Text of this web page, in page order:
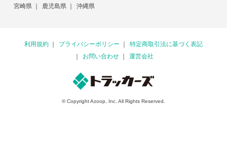
宮崎県
鹿児島県 沖縄県
利用規約 プライバシーポリシー
特定商取引法に基づく表記
お問い合わせ
運営会社
© Copyright Azoop, Inc. All Rights Reserved.